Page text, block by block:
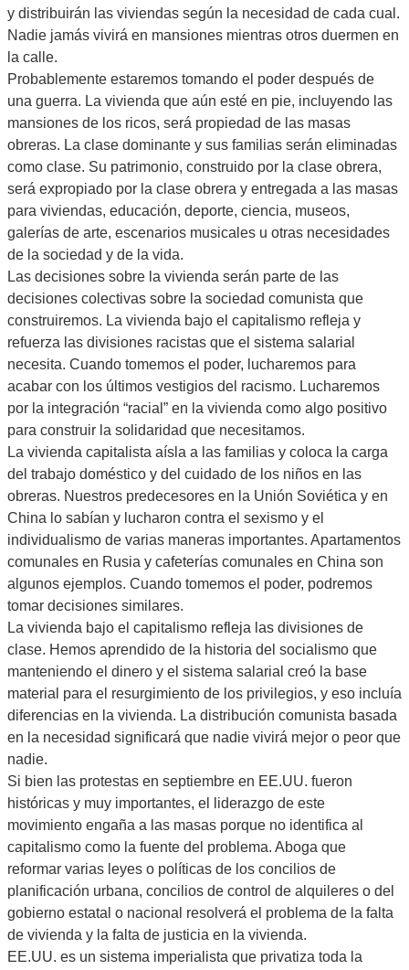
y distribuirán las viviendas según la necesidad de cada cual.
Nadie jamás vivirá en mansiones mientras otros duermen en
la calle.
Probablemente estaremos tomando el poder después de
una guerra. La vivienda que aún esté en pie, incluyendo las
mansiones de los ricos, será propiedad de las masas
obreras. La clase dominante y sus familias serán eliminadas
como clase. Su patrimonio, construido por la clase obrera,
será expropiado por la clase obrera y entregada a las masas
para viviendas, educación, deporte, ciencia, museos,
galerías de arte, escenarios musicales u otras necesidades
de la sociedad y de la vida.
Las decisiones sobre la vivienda serán parte de las
decisiones colectivas sobre la sociedad comunista que
construiremos. La vivienda bajo el capitalismo refleja y
refuerza las divisiones racistas que el sistema salarial
necesita. Cuando tomemos el poder, lucharemos para
acabar con los últimos vestigios del racismo. Lucharemos
por la integración “racial” en la vivienda como algo positivo
para construir la solidaridad que necesitamos.
La vivienda capitalista aísla a las familias y coloca la carga
del trabajo doméstico y del cuidado de los niños en las
obreras. Nuestros predecesores en la Unión Soviética y en
China lo sabían y lucharon contra el sexismo y el
individualismo de varias maneras importantes. Apartamentos
comunales en Rusia y cafeterías comunales en China son
algunos ejemplos. Cuando tomemos el poder, podremos
tomar decisiones similares.
La vivienda bajo el capitalismo refleja las divisiones de
clase. Hemos aprendido de la historia del socialismo que
manteniendo el dinero y el sistema salarial creó la base
material para el resurgimiento de los privilegios, y eso incluía
diferencias en la vivienda. La distribución comunista basada
en la necesidad significará que nadie vivirá mejor o peor que
nadie.
Si bien las protestas en septiembre en EE.UU. fueron
históricas y muy importantes, el liderazgo de este
movimiento engaña a las masas porque no identifica al
capitalismo como la fuente del problema. Aboga que
reformar varias leyes o políticas de los concilios de
planificación urbana, concilios de control de alquileres o del
gobierno estatal o nacional resolverá el problema de la falta
de vivienda y la falta de justicia en la vivienda.
EE.UU. es un sistema imperialista que privatiza toda la